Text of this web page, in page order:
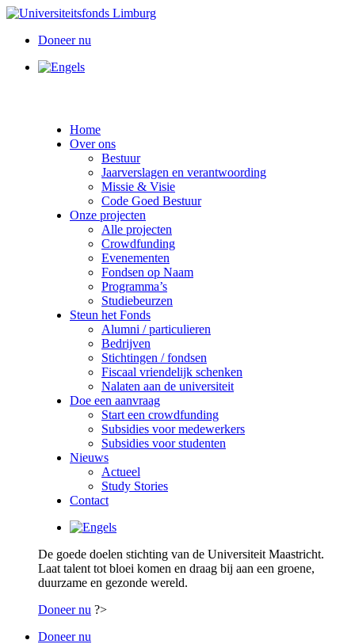
Doneer nu
Home
Over ons
Bestuur
Jaarverslagen en verantwoording
Missie & Visie
Code Goed Bestuur
Onze projecten
Alle projecten
Crowdfunding
Evenementen
Fondsen op Naam
Programma’s
Studiebeurzen
Steun het Fonds
Alumni / particulieren
Bedrijven
Stichtingen / fondsen
Fiscaal vriendelijk schenken
Nalaten aan de universiteit
Doe een aanvraag
Start een crowdfunding
Subsidies voor medewerkers
Subsidies voor studenten
Nieuws
Actueel
Study Stories
Contact
De goede doelen stichting van de Universiteit Maastricht.
Laat talent tot bloei komen en draag bij aan een groene,
duurzame en gezonde wereld.
Doneer nu ?>
Doneer nu